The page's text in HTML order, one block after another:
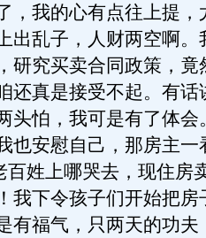
，我的心有点往上提，
出乱子，人财两空啊。
研究买卖合同政策，竟
还真是接受不起。有话
头怕，我可是有了体会
也安慰自己，那房主一
百姓上哪哭去，现住房
我下令孩子们开始把房
有福气，只两天的功夫